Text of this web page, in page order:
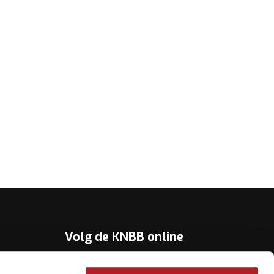
Volg de KNBB online